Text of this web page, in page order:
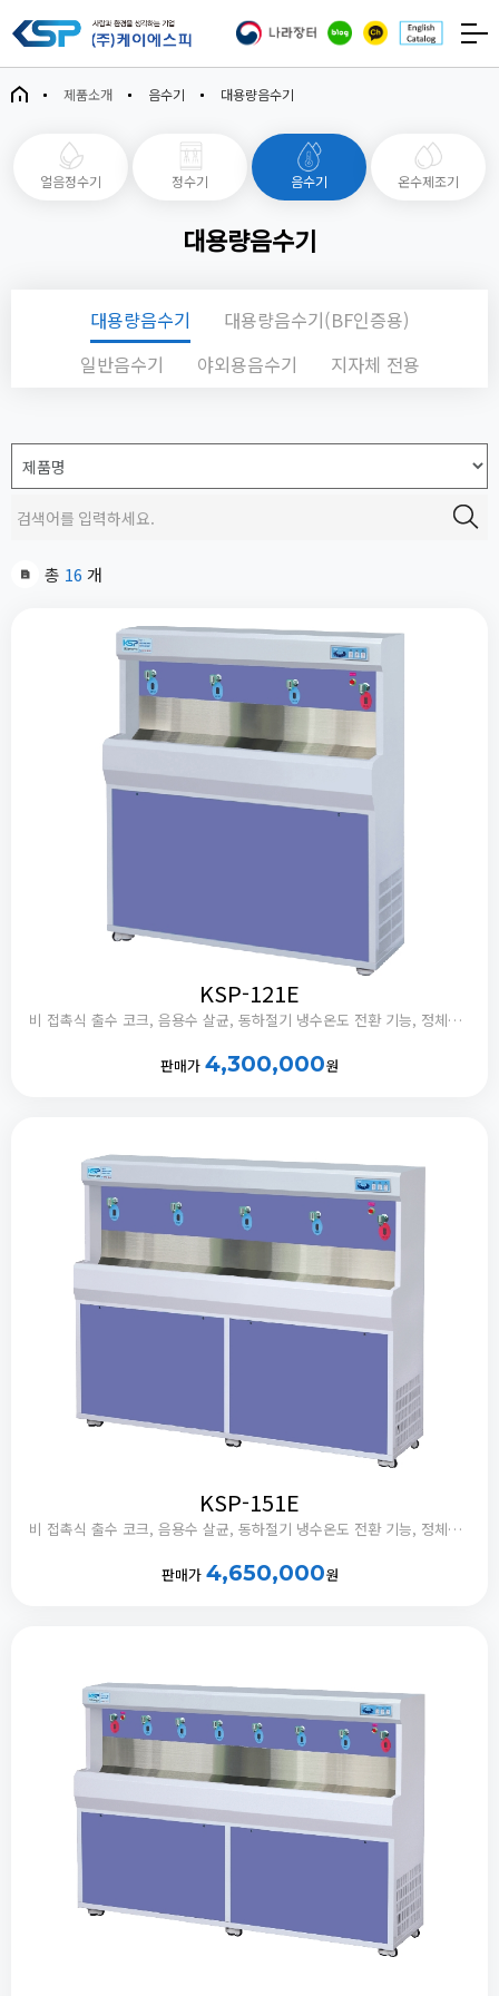
제품소개 음수기 대용량음수기
얼음정수기 정수기 음수기 온수제조기
대용량음수기
대용량음수기
대용량음수기(BF인증용)
일반음수기
야외용음수기 지자체 전용
총 16 개
KSP-121E
비 접촉식 출수 코크, 음용수 살균, 동하절기 냉수온도 전환 기능, 정체수 자동 배출타이머 내장
판매가 4,300,000원
KSP-151E
비 접촉식 출수 코크, 음용수 살균, 동하절기 냉수온도 전환 기능, 정체수 자동 배출타이머 내장
판매가 4,650,000원